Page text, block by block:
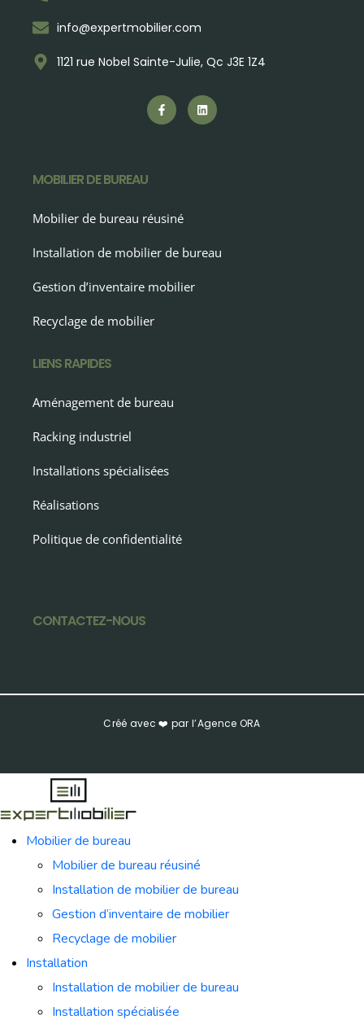
info@expertmobilier.com
1121 rue Nobel Sainte-Julie, Qc J3E 1Z4
MOBILIER DE BUREAU
Mobilier de bureau réusiné
Installation de mobilier de bureau
Gestion d’inventaire mobilier
Recyclage de mobilier
LIENS RAPIDES
Aménagement de bureau
Racking industriel
Installations spécialisées
Réalisations
Politique de confidentialité
CONTACTEZ-NOUS
Créé avec ❤️ par l’Agence ORA
Mobilier de bureau
Mobilier de bureau réusiné
Installation de mobilier de bureau
Gestion d’inventaire de mobilier
Recyclage de mobilier
Installation
Installation de mobilier de bureau
Installation spécialisée